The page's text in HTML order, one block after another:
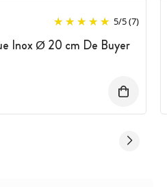
5/5(7)
Inox Ø 20 cm De Buyer